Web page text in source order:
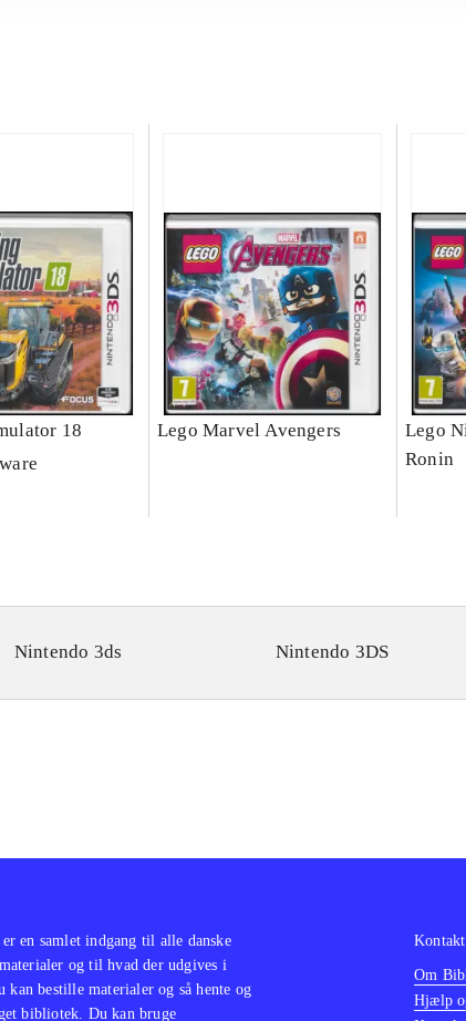
18
Lego Marvel Avengers
Lego
Ronin
Nintendo 3ds Nintendo 3DS
en samlet indgang til alle danske
og til hvad der udgives i
kan bestille materialer og så hente og
bibliotek. Du kan bruge
Om
Hjælp